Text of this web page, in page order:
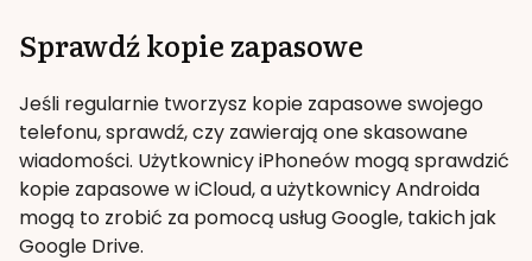
Sprawdź kopie zapasowe
Jeśli regularnie tworzysz kopie zapasowe swojego
telefonu, sprawdź, czy zawierają one skasowane
wiadomości. Użytkownicy iPhoneów mogą sprawdzić
kopie zapasowe w iCloud, a użytkownicy Androida
mogą to zrobić za pomocą usług Google, takich jak
Google Drive.